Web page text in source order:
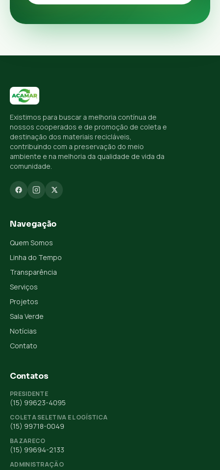
Existimos para buscar a melhoria contínua de
nossos cooperados e de promoção de coleta e
destinação dos materiais recicláveis,
contribuindo com a preservação do meio
ambiente e na melhoria da qualidade de vida da
comunidade.
Navegação
Quem Somos
Linha do Tempo
Transparência
Serviços
Projetos
Sala Verde
Notícias
Contato
Contatos
PRESIDENTE
(15) 99623-4095
COLETA SELETIVA E LOGÍSTICA
(15) 99718-0049
BAZARECO
(15) 99694-2133
ADMINISTRAÇÃO